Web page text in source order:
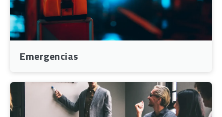
Emergencias